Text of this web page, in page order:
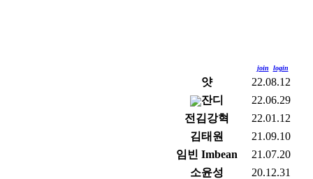
join login
얏
22.08.12
잔디
22.06.29
전김강혁
22.01.12
김태원
21.09.10
임빈 Imbean
21.07.20
소윤성
20.12.31